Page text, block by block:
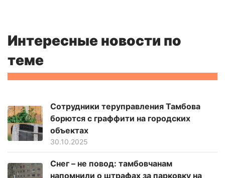
Интересные новости по
теме
Сотрудники теруправления Тамбова
борются с граффити на городских
объектах
30.10.2025
Снег – не повод: тамбовчанам
напомнили о штрафах за парковку на